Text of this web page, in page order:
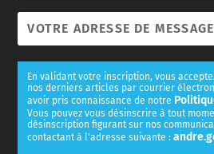
En validant votre inscription, vous
nos derniers articles par courrier
avoir pris connaissance de notre
Vous pouvez vous désinscrire à tout
désinscription figurant sur nos
contactant à l'adresse suivante :